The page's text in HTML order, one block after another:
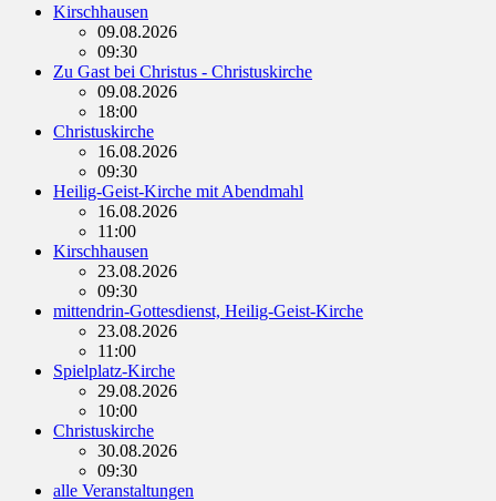
Kirschhausen
09.08.2026
09:30
Zu Gast bei Christus - Christuskirche
09.08.2026
18:00
Christuskirche
16.08.2026
09:30
Heilig-Geist-Kirche mit Abendmahl
16.08.2026
11:00
Kirschhausen
23.08.2026
09:30
mittendrin-Gottesdienst, Heilig-Geist-Kirche
23.08.2026
11:00
Spielplatz-Kirche
29.08.2026
10:00
Christuskirche
30.08.2026
09:30
alle Veranstaltungen